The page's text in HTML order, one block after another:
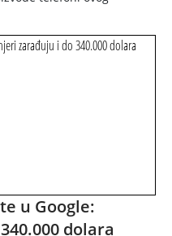
u Google:
dolara